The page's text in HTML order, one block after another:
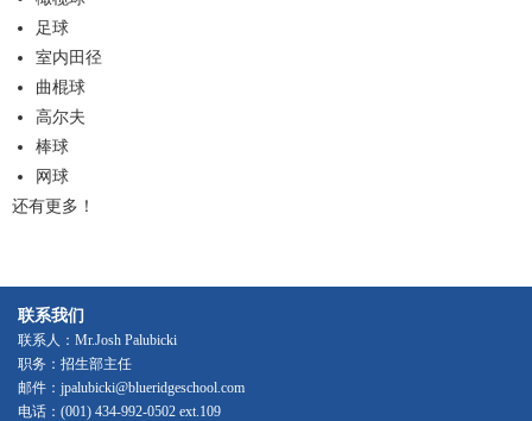
足球
室内田径
曲棍球
高尔夫
棒球
网球
还有更多！
联系我们
联系人：Mr.Josh Palubicki
职务：招生部主任
邮件： jpalubicki@blueridgeschool.com
电话：(001) 434-992-0502 ext.109